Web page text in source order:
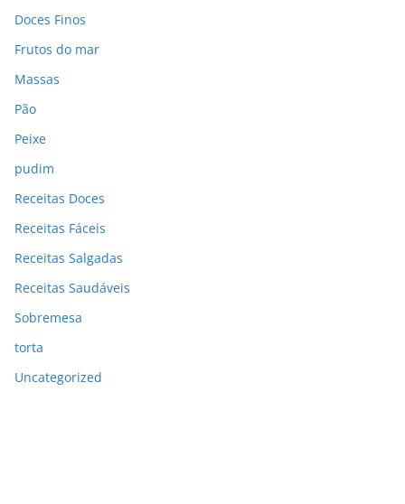
Doces Finos
Frutos do mar
Massas
Pão
Peixe
pudim
Receitas Doces
Receitas Fáceis
Receitas Salgadas
Receitas Saudáveis
Sobremesa
torta
Uncategorized